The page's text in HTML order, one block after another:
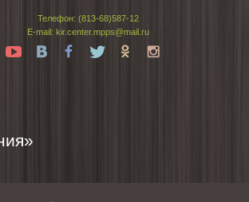
Телефон: (813-68)587-12
E-mail: kir.center.mpps@mail.ru
Yt
Tw